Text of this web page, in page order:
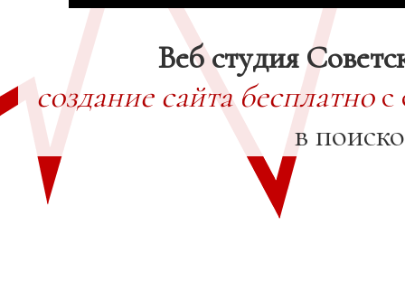
Веб студия
создание сайта бесплатнос
в